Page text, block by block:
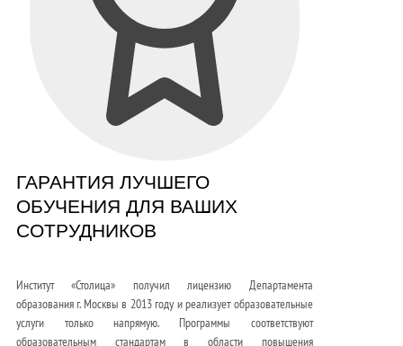
ГАРАНТИЯ ЛУЧШЕГО
ОБУЧЕНИЯ ДЛЯ ВАШИХ
СОТРУДНИКОВ
Институт «Столица» получил лицензию Департамента
образования г. Москвы в 2013 году и реализует образовательные
услуги только напрямую. Программы соответствуют
образовательным стандартам в области повышения